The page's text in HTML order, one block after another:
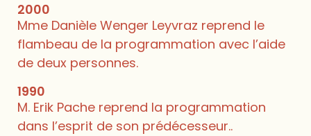
2000
Mme Danièle Wenger Leyvraz reprend le
flambeau de la programmation avec l’aide
de deux personnes.
1990
M. Erik Pache reprend la programmation
dans l’esprit de son prédécesseur..